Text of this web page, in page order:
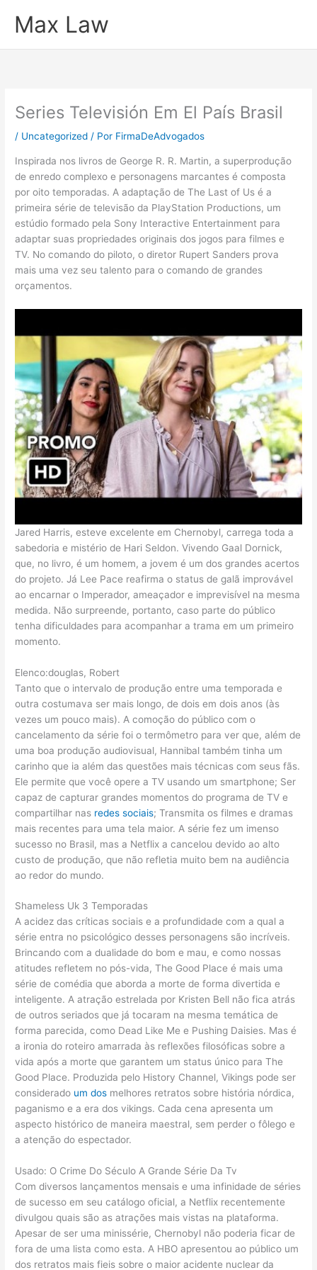
paraMax Law
Series Televisión Em El País Brasil
/ Uncategorized / Por FirmaDeAdvogados
Inspirada nos livros de George R. R. Martin, a superprodução
de enredo complexo e personagens marcantes é composta
por oito temporadas. A adaptação de The Last of Us é a
primeira série de televisão da PlayStation Productions, um
estúdio formado pela Sony Interactive Entertainment para
adaptar suas propriedades originais dos jogos para filmes e
TV. No comando do piloto, o diretor Rupert Sanders prova
mais uma vez seu talento para o comando de grandes
orçamentos.
Jared Harris, esteve excelente em Chernobyl, carrega toda a
sabedoria e mistério de Hari Seldon. Vivendo Gaal Dornick,
que, no livro, é um homem, a jovem é um dos grandes acertos
do projeto. Já Lee Pace reafirma o status de galã improvável
ao encarnar o Imperador, ameaçador e imprevisível na mesma
medida. Não surpreende, portanto, caso parte do público
tenha dificuldades para acompanhar a trama em um primeiro
momento.
Elenco:douglas, Robert
Tanto que o intervalo de produção entre uma temporada e
outra costumava ser mais longo, de dois em dois anos (às
vezes um pouco mais). A comoção do público com o
cancelamento da série foi o termômetro para ver que, além de
uma boa produção audiovisual, Hannibal também tinha um
carinho que ia além das questões mais técnicas com seus fãs.
Ele permite que você opere a TV usando um smartphone; Ser
capaz de capturar grandes momentos do programa de TV e
compartilhar nas redes sociais; Transmita os filmes e dramas
mais recentes para uma tela maior. A série fez um imenso
sucesso no Brasil, mas a Netflix a cancelou devido ao alto
custo de produção, que não refletia muito bem na audiência
ao redor do mundo.
Shameless Uk 3 Temporadas
A acidez das críticas sociais e a profundidade com a qual a
série entra no psicológico desses personagens são incríveis.
Brincando com a dualidade do bom e mau, e como nossas
atitudes refletem no pós-vida, The Good Place é mais uma
série de comédia que aborda a morte de forma divertida e
inteligente. A atração estrelada por Kristen Bell não fica atrás
de outros seriados que já tocaram na mesma temática de
forma parecida, como Dead Like Me e Pushing Daisies. Mas é
a ironia do roteiro amarrada às reflexões filosóficas sobre a
vida após a morte que garantem um status único para The
Good Place. Produzida pelo History Channel, Vikings pode ser
considerado um dos melhores retratos sobre história nórdica,
paganismo e a era dos vikings. Cada cena apresenta um
aspecto histórico de maneira maestral, sem perder o fôlego e
a atenção do espectador.
Usado: O Crime Do Século A Grande Série Da Tv
Com diversos lançamentos mensais e uma infinidade de séries
de sucesso em seu catálogo oficial, a Netflix recentemente
divulgou quais são as atrações mais vistas na plataforma.
Apesar de ser uma minissérie, Chernobyl não poderia ficar de
fora de uma lista como esta. A HBO apresentou ao público um
dos retratos mais fieis sobre o maior acidente nuclear da